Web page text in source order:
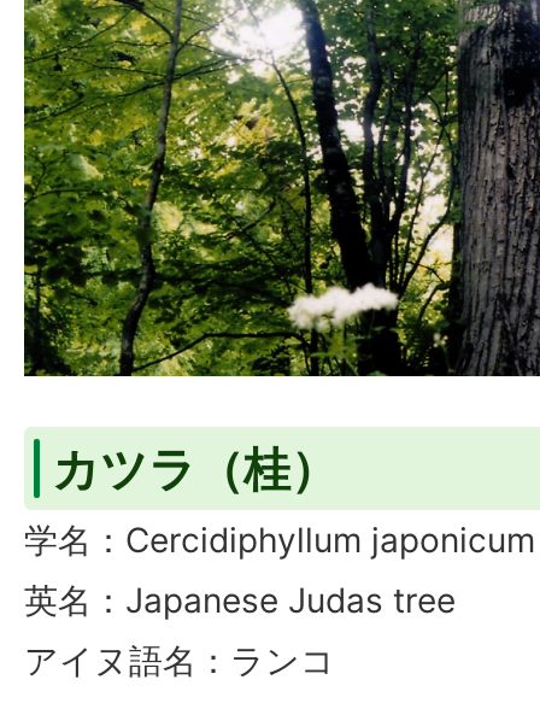
カツラ（桂）
学名：Cercidiphyllum japonicum
英名：Japanese Judas tree
アイヌ語名：ランコ